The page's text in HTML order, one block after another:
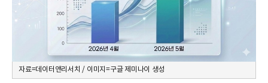
자료=데이터앤리서치 / 이미지=구글 제미나이 생성